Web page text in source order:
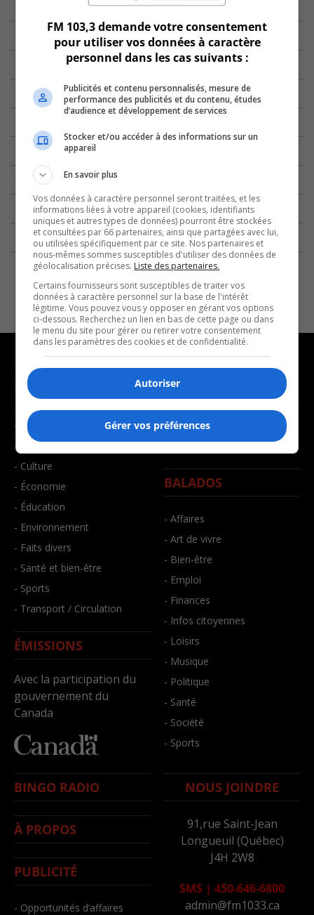
NOUVELLES
- Affaires municipales
- Communauté / Social
- Culture
- Économie
- Éducation
- Environnement
- Faits divers
- Santé et bien-être
- Sports
- Transport / Circulation
ÉMISSIONS
Avec la participation du
gouvernement du
Canada
MUSIQUE
- Décompte franco
- Joué récemment
BALADOS
- Affaires
- Art de vivre
- Bien-être
- Emploi
- Finances
- Infos citoyennes
- Loisirs
- Musique
- Politique
- Santé
- Société
- Sports
BINGO RADIO
À PROPOS
PUBLICITÉ
- Opportunités d’affaires
NOUS JOINDRE
91,rue Saint-Jean
Longueuil (Québec)
J4H 2W8
SMS | 450-646-6800
admin@fm1033.ca
FM 103,3 demande votre consentement
pour utiliser vos données à caractère
personnel dans les cas suivants :
Publicités et contenu personnalisés, mesure de
performance des publicités et du contenu, études
d’audience et développement de services
Stocker et/ou accéder à des informations sur un
appareil
En savoir plus
Vos données à caractère personnel seront traitées, et les
informations liées à votre appareil (cookies, identifiants
uniques et autres types de données) pourront être stockées
et consultées par 66 partenaires, ainsi que partagées avec lui,
ou utilisées spécifiquement par ce site. Nos partenaires et
nous-mêmes sommes susceptibles d'utiliser des données de
géolocalisation précises. Liste des partenaires.
Certains fournisseurs sont susceptibles de traiter vos
données à caractère personnel sur la base de l'intérêt
légitime. Vous pouvez vous y opposer en gérant vos options
ci-dessous. Recherchez un lien en bas de cette page ou dans
le menu du site pour gérer ou retirer votre consentement
dans les paramètres des cookies et de confidentialité.
Autoriser
Gérer vos préférences